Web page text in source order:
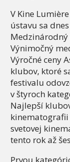
V Kine
ústavu sa
Výnimočný
Výročné ceny
klubov, ktoré
festivalu
v štyroch
Najlepší
svetovej
tento rok až
Prvou